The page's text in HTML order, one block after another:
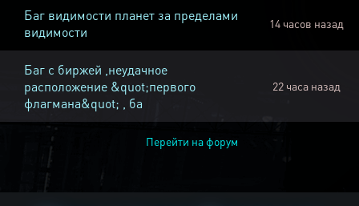
Баг видимости планет за пределами
видимости
14 часов назад
Баг с биржей ,неудачное
расположение &quot;первого
флагмана&quot; , ба
22 часа назад
Перейти на форум